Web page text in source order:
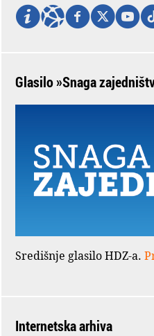
Glasilo »Snaga
Središnje glasilo HDZ-a.
Internetska arhiva